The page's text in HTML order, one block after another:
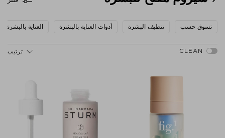
تسوق حسب تنظيف البشرة أدوات العناية بالبشرة العناية بالبشرة
ترتيب